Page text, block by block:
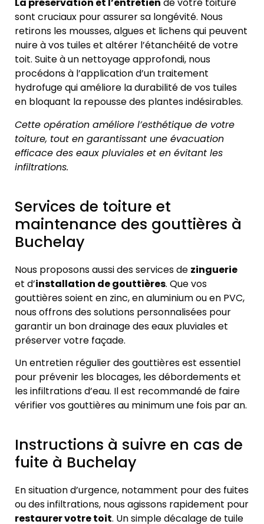
La préservation et l’entretien de votre toiture
sont cruciaux pour assurer sa longévité. Nous
retirons les mousses, algues et lichens qui peuvent
nuire à vos tuiles et altérer l’étanchéité de votre
toit. Suite à un nettoyage approfondi, nous
procédons à l’application d’un traitement
hydrofuge qui améliore la durabilité de vos tuiles
en bloquant la repousse des plantes indésirables.
Cette opération améliore l’esthétique de votre
toiture, tout en garantissant une évacuation
efficace des eaux pluviales et en évitant les
infiltrations.
Services de toiture et
maintenance des gouttières à
Buchelay
Nous proposons aussi des services de zinguerie
et d’installation de gouttières. Que vos
gouttières soient en zinc, en aluminium ou en PVC,
nous offrons des solutions personnalisées pour
garantir un bon drainage des eaux pluviales et
préserver votre façade.
Un entretien régulier des gouttières est essentiel
pour prévenir les blocages, les débordements et
les infiltrations d’eau. Il est recommandé de faire
vérifier vos gouttières au minimum une fois par an.
Instructions à suivre en cas de
fuite à Buchelay
En situation d’urgence, notamment pour des fuites
ou des infiltrations, nous agissons rapidement pour
restaurer votre toit. Un simple décalage de tuile